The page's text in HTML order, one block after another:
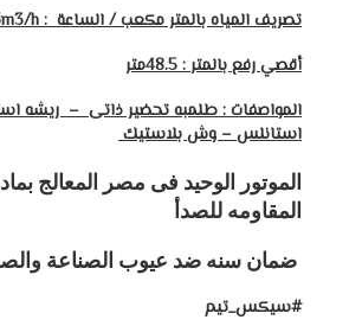
تصريف المياه بالمتر مكعب / الساعة : 3m3/h
أقصي رفع بالمتر: 48.5متر
المواصفات : طلمبه تحضير ذاتى –
استانلس – وش بلاستيك
الموتور الوحيد فى مصر المعالج
المقاومه للصدأ
ضمان سنه ضد عيوب الصناعة
#سيكس_تيم